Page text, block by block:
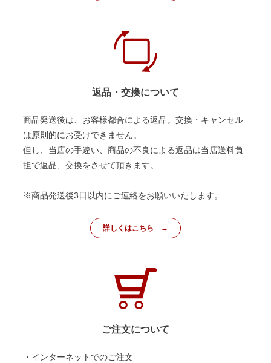
返品・交換について
商品発送後は、お客様都合による返品。交換・キャンセル
は原則的にお受けできません。
但し、当店の手違い、商品の不良による返品は当店送料負
担で返品、交換をさせて頂きます。
※商品発送後3日以内にご連絡をお願いいたします。
詳しくはこちら
ご注文について
・インターネットでのご注文